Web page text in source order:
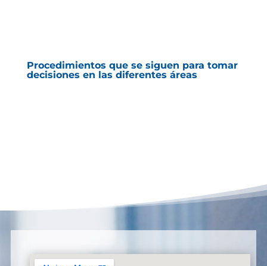
Procedimientos que se siguen para tomar
decisiones en las diferentes áreas